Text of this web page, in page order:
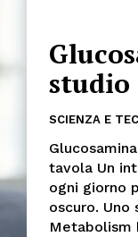
studio
SCIENZA E
tavola Un
ogni giorno
oscuro. Uno
Metabolism